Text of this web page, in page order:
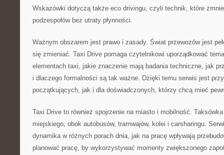
Wskazówki dotyczą także eco drivingu, czyli technik, które
podzespołów bez utraty płynności.
Ważnym obszarem jest prawo i zasady. Świat przewozów jest
się zmieniać. Taxi Drive pomaga czytelnikowi uporządkować
elementach taxi, jakie znaczenie mają badania techniczne, jak
i dlaczego formalności są tak ważne. Dzięki temu serwis jest
początkujących, jak i dla doświadczonych, którzy chcą mieć
Taxi Drive to również spojrzenie na miasto i mobilność.
miejskiego, obok autobusów, tramwajów, kolei i carsharingu.
dynamika w różnych porach dnia, jak na pracę wpływają
planować pracę, by wykorzystywać momenty zwiększonego